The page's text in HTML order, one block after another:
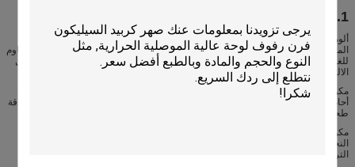
1. الوصف
ألومينا السيراميك (أكسيد الألومنيوم أو آل 2
) هو عازل الكهربائية ممتازة واحدة من
المواد السيراميك المتقدمة الأكثر استخداما على نطاق واسع. بالإضافة إلى ذلك، فإنه مقاوم
للغاية لارتداء والتآكل. وتستخدم مكونات الألومينا في مجموعة واسعة من التطبيقات مثل
الالكترونيات ومكونات المضخة وأجهزة استشعار السيارات.
مكونات الألومينا يمكن تشكيلها من قبل مجموعة متنوعة من تقنيات التصنيع مثل الضغط
أحادي المحور، الضغط التماثل، حقن صب وقذف. التشطيب يمكن أن يتحقق من قبل الدقة
طحن واللف، والقطع بالليزر ومجموعة متنوعة من العمليات الأخرى.
مكونات السيراميك الألومينا هي مناسبة لالمعدنية من أجل خلق مكون التي بسهولة من
النحاس مع العديد من المواد في العمليات اللاحقة. نحن نقدم مجموعة من الألومينا
التراكيب لتلبية التطبيقات الأكثر تطلبا.